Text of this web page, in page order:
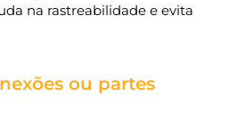
na rastreabilidade e evita
ou partes